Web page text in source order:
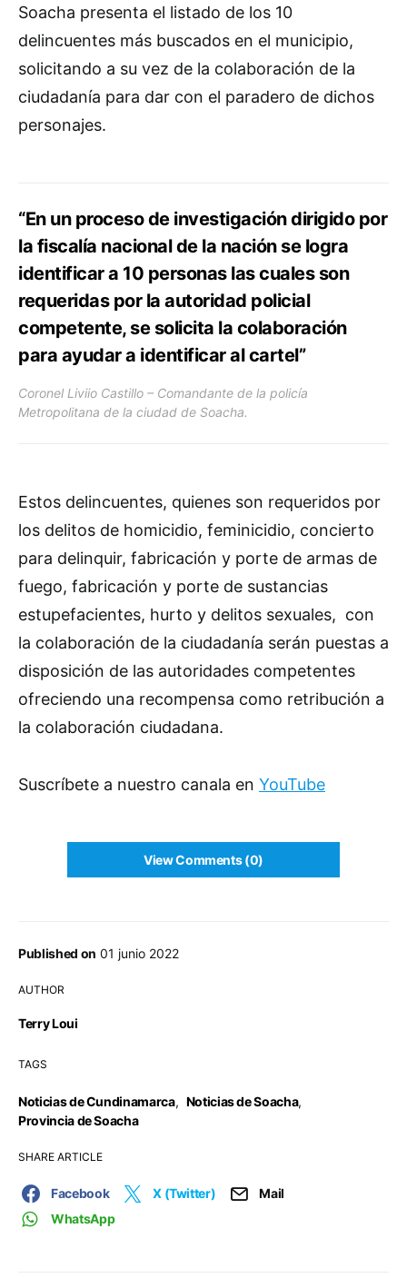
Published on 01 junio 2022
AUTHOR
Terry Loui
TAGS
Noticias de Cundinamarca, Noticias de Soacha,
Provincia de Soacha
SHARE ARTICLE
Facebook X (Twitter)
Mail
WhatsApp
Soacha presenta el listado de los 10
delincuentes más buscados en el municipio,
solicitando a su vez de la colaboración de la
ciudadanía para dar con el paradero de dichos
personajes.
“En un proceso de investigación dirigido por
la fiscalía nacional de la nación se logra
identificar a 10 personas las cuales son
requeridas por la autoridad policial
competente, se solicita la colaboración
para ayudar a identificar al cartel”
Coronel Liviio Castillo – Comandante de la policía
Metropolitana de la ciudad de Soacha.
Estos delincuentes, quienes son requeridos por
los delitos de homicidio, feminicidio, concierto
para delinquir, fabricación y porte de armas de
fuego, fabricación y porte de sustancias
estupefacientes, hurto y delitos sexuales, con
la colaboración de la ciudadanía serán puestas a
disposición de las autoridades competentes
ofreciendo una recompensa como retribución a
la colaboración ciudadana.
Suscríbete a nuestro canala en YouTube
View Comments (0)